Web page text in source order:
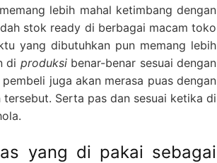
lebih mahal ketimbang dengan
stok ready di berbagai macam toko
yang dibutuhkan pun memang lebih
di produksi benar-benar sesuai dengan
juga akan merasa puas dengan
Serta pas dan sesuai ketika di
yang di pakai sebagai